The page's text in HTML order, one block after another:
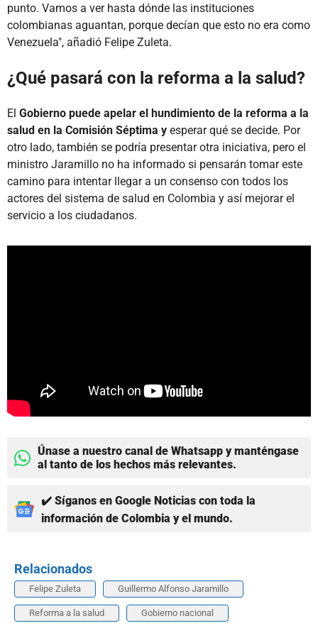
punto. Vamos a ver hasta dónde las instituciones
colombianas aguantan, porque decían que esto no era como
Venezuela", añadió Felipe Zuleta.
¿Qué pasará con la reforma a la salud?
El Gobierno puede apelar el hundimiento de la reforma a la
salud en la Comisión Séptima y esperar qué se decide. Por
otro lado, también se podría presentar otra iniciativa, pero el
ministro Jaramillo no ha informado si pensarán tomar este
camino para intentar llegar a un consenso con todos los
actores del sistema de salud en Colombia y así mejorar el
servicio a los ciudadanos.
Únase a nuestro canal de Whatsapp y manténgase
al tanto de los hechos más relevantes.
✔️ Síganos en Google Noticias con toda la
información de Colombia y el mundo.
Relacionados
Felipe Zuleta Guillermo Alfonso Jaramillo
Reforma a la salud Gobierno nacional